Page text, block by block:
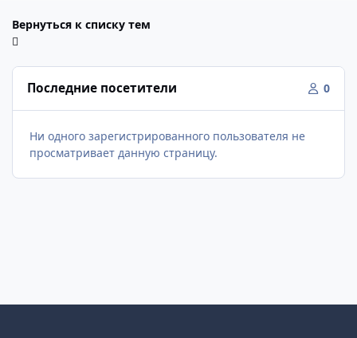
Вернуться к списку тем
Последние посетители 0
Ни одного зарегистрированного пользователя не
просматривает данную страницу.